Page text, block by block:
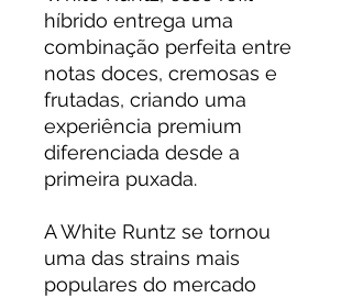
híbrido entrega uma
combinação perfeita entre
notas doces, cremosas e
frutadas, criando uma
experiência premium
diferenciada desde a
primeira puxada.
A White Runtz se tornou
uma das strains mais
populares do mercado